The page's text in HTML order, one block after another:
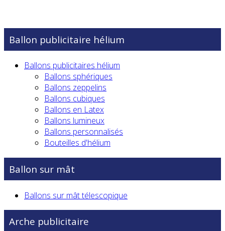
Ballon publicitaire hélium
Ballons publicitaires hélium
Ballons sphériques
Ballons zeppelins
Ballons cubiques
Ballons en Latex
Ballons lumineux
Ballons personnalisés
Bouteilles d'hélium
Ballon sur mât
Ballons sur mât télescopique
Arche publicitaire